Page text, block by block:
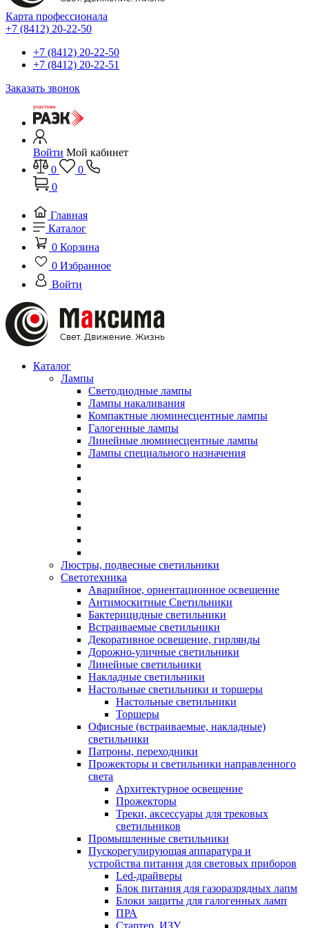
Карта профессионала
+7 (8412) 20-22-50
+7 (8412) 20-22-50
+7 (8412) 20-22-51
Заказать звонок
Войти Мой кабинет
0
0
0
Главная
Каталог
0 Корзина
0 Избранное
Войти
Каталог
Лампы
Светодиодные лампы
Лампы накаливания
Компактные люминесцентные лампы
Галогенные лампы
Линейные люминесцентные лампы
Лампы специального назначения
Люстры, подвесные светильники
Светотехника
Аварийное, ориентационное освещение
Антимоскитные Светильники
Бактерицидные светильники
Встраиваемые светильники
Декоративное освещение, гирлянды
Дорожно-уличные светильники
Линейные светильники
Накладные светильники
Настольные светильники и торшеры
Настольные светильники
Торшеры
Офисные (встраиваемые, накладные)
светильники
Патроны, переходники
Прожекторы и светильники направленного
света
Архитектурное освещение
Прожекторы
Треки, аксессуары для трековых
светильников
Промышленные светильники
Пускорегулирующая аппаратура и
устройства питания для световых приборов
Led-драйверы
Блок питания для газоразрядных лапм
Блоки защиты для галогенных ламп
ПРА
Стартер, ИЗУ